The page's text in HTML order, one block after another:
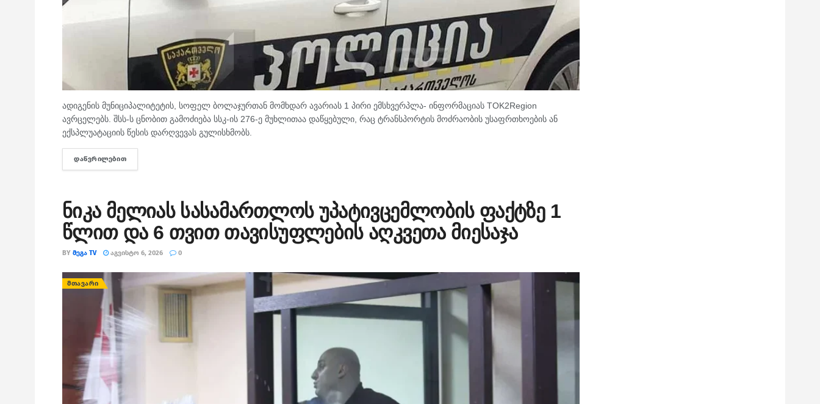
ადიგენის მუნიციპალიტეტის, სოფელ ბოლაჯურთან მომხდარ ავარიას 1 პირი ემსხვერპლა- ინფორმაციას TOK2Region
ავრცელებს. შსს-ს ცნობით გამოძიება სსკ-ის 276-ე მუხლითაა დაწყებული, რაც ტრანსპორტის მოძრაობის უსაფრთხოების ან
ექსპლუატაციის წესის დარღვევას გულისხმობს.
ᲓᲐᲬᲕᲠᲘᲚᲔᲑᲘᲗ
ნიკა მელიას სასამართლოს უპატივცემლობის ფაქტზე 1
წლით და 6 თვით თავისუფლების აღკვეთა მიესაჯა
BY ᲛᲔᲒᲐ TV ᲐᲒᲕᲘᲡᲢᲝ 6, 2026 0
ᲛᲗᲐᲕᲐᲠᲘ